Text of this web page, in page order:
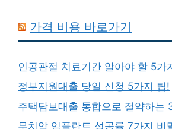
가격 비용 바로가기
인공관절 치료기간 알아야 할 5가
정부지원대출 당일 신청 5가지 팁!
주택담보대출 통합으로 절약하는
무치악 임플란트 성공률 7가지 비